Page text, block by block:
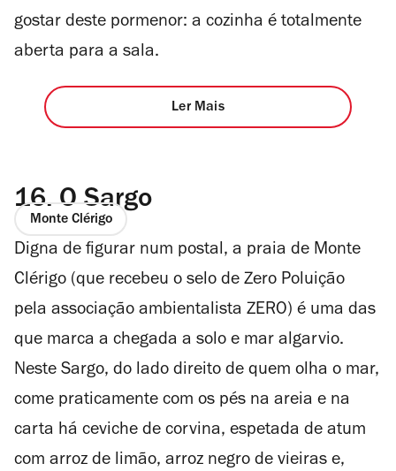
gostar deste pormenor: a cozinha é totalmente
aberta para a sala.
Ler Mais
16. O Sargo
Monte Clérigo
Digna de figurar num postal, a praia de Monte
Clérigo (que recebeu o selo de Zero Poluição
pela associação ambientalista ZERO) é uma das
que marca a chegada a solo e mar algarvio.
Neste Sargo, do lado direito de quem olha o mar,
come praticamente com os pés na areia e na
carta há ceviche de corvina, espetada de atum
com arroz de limão, arroz negro de vieiras e,